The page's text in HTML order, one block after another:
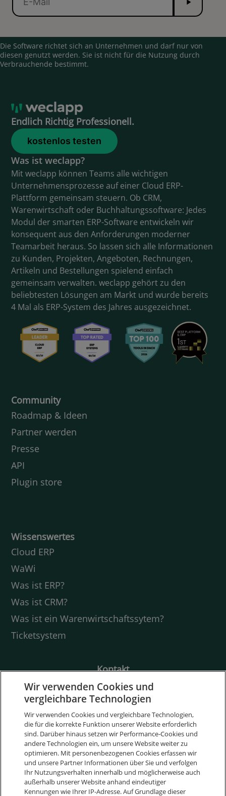
Mail
Die Software richtet sich an Unternehmen und darf nur von
diesen genutzt werden. Sie ist nicht für die Nutzung durch
Verbrauchende bestimmt.
Endlich Richtig Professionell.
kostenlos testen
Was ist weclapp?
Mit weclapp können Teams alle wichtigen
Unternehmensprozesse auf einer Cloud ERP-
Plattform gemeinsam steuern. Ob CRM,
Warenwirtschaft oder Buchhaltungssoftware: Jedes
Modul der smarten ERP-Software entwickeln wir
konsequent aus den Anforderungen moderner
Teamarbeit heraus. So lassen sich alle Informationen
zu Kunden, Projekten, Angeboten, Rechnungen,
Artikeln und Bestellungen spielend einfach
gemeinsam verwalten. weclapp gehört zu den
beliebtesten Lösungen am Markt und wurde bereits
4 Mal als ERP-System des Jahres ausgezeichnet.
Community
Roadmap & Ideen
Partner werden
Presse
API
Plugin store
Wissenswertes
Cloud ERP
WaWi
Was ist ERP?
Was ist CRM?
Was ist ein Warenwirtschaftssytem?
Ticketsystem
Kontakt
Friedrich-Ebert-Str. 28
97318 Kitzingen
Deutschland
+49 9321 9064 1800
sales@weclapp.com
Nimm Kontakt auf
Wir verwenden Cookies und
vergleichbare Technologien
Wir verwenden Cookies und vergleichbare Technologien,
die für die korrekte Funktion unserer Website erforderlich
sind. Darüber hinaus setzen wir Performance-Cookies und
andere Technologien ein, um unsere Website weiter zu
optimieren. Mit personenbezogenen Cookies erfassen wir
und unsere Partner Informationen über Sie und verfolgen
Ihr Nutzungsverhalten innerhalb und möglicherweise auch
außerhalb unserer Website anhand eindeutiger
Kennungen wie Ihrer IP-Adresse. Auf Grundlage dieser